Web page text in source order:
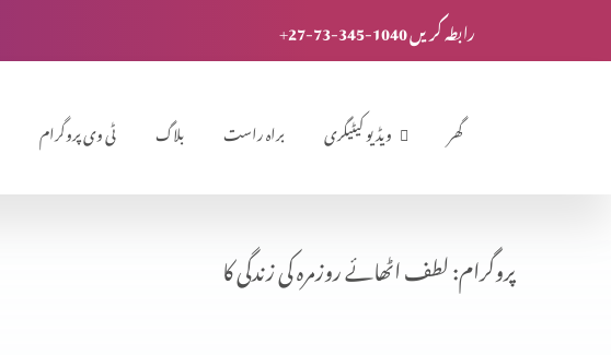
+27-73-345-1040 رابطہ کریں
ٹی وی پروگرام بلاگ براہ راست ویڈیو کیٹیگری گھر
پروگرام: لطف اٹھائے روزمرہ کی زندگی کا